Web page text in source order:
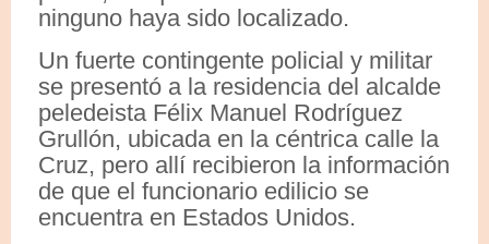
ninguno haya sido localizado.
Un fuerte contingente policial y militar
se presentó a la residencia del alcalde
peledeista Félix Manuel Rodríguez
Grullón, ubicada en la céntrica calle la
Cruz, pero allí recibieron la información
de que el funcionario edilicio se
encuentra en Estados Unidos.